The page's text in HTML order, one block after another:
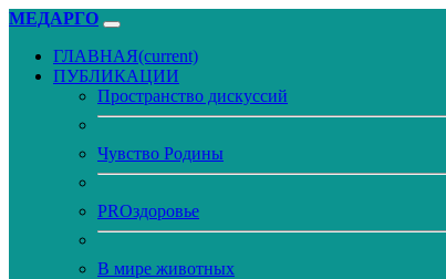
МЕДАРГО
ГЛАВНАЯ(current)
ПУБЛИКАЦИИ
Пространство дискуссий
Чувство Родины
PROздоровье
В мире животных